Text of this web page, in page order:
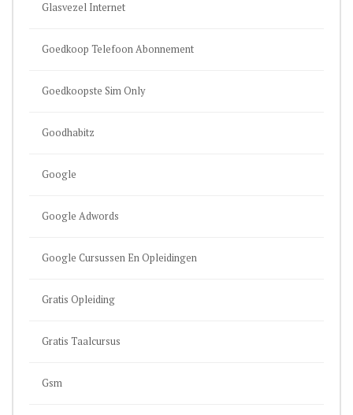
Glasvezel Internet
Goedkoop Telefoon Abonnement
Goedkoopste Sim Only
Goodhabitz
Google
Google Adwords
Google Cursussen En Opleidingen
Gratis Opleiding
Gratis Taalcursus
Gsm